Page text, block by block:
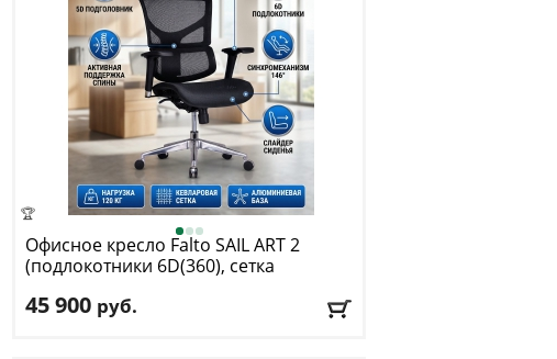
🏆
Офисное кресло Falto SAIL ART 2
(подлокотники 6D(360), сетка
45 900 руб.